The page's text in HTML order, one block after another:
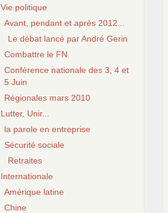
Vie politique
Avant, pendant et après 2012...
Le débat lancé par André Gerin
Combattre le FN
Conférence nationale des 3, 4 et
5 Juin
Régionales mars 2010
Lutter, Unir...
la parole en entreprise
Sécurité sociale
Retraites
Internationale
Amérique latine
Chine